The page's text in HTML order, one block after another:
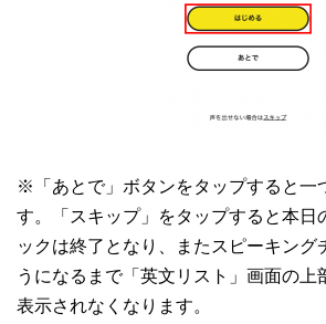
※「あとで」ボタンをタップすると一
す。「スキップ」をタップすると本日
ックは終了となり、またスピーキング
うになるまで「英文リスト」画面の上
表示されなくなります。